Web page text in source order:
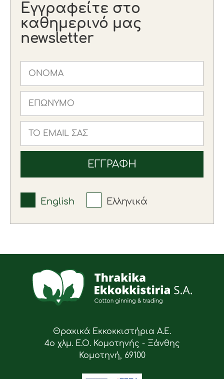
Εγγραφείτε στο
καθημερινό μας
newsletter
English Ελληνικά
Θρακικά Εκκοκκιστήρια Α.Ε.
4ο χλμ. Ε.Ο. Κομοτηνής - Ξάνθης
Κομοτηνή, 69100